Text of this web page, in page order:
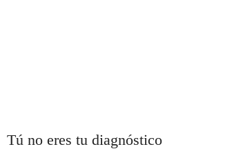
Tú no eres tu diagnóstico